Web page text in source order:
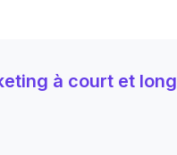
à court et